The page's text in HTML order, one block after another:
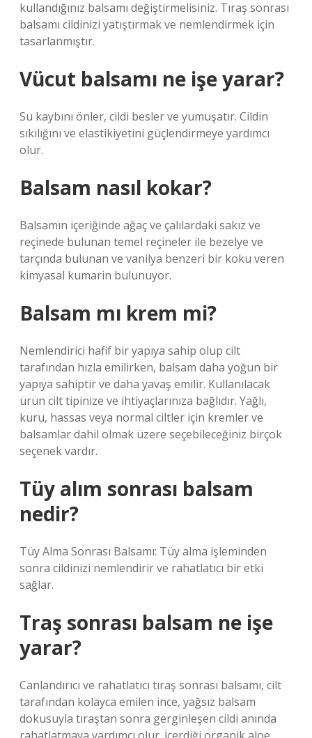
kullandığınız balsamı değiştirmelisiniz. Tıraş sonrası
balsamı cildinizi yatıştırmak ve nemlendirmek için
tasarlanmıştır.
Vücut balsamı ne işe yarar?
Su kaybını önler, cildi besler ve yumuşatır. Cildin
sıkılığını ve elastikiyetini güçlendirmeye yardımcı
olur.
Balsam nasıl kokar?
Balsamın içeriğinde ağaç ve çalılardaki sakız ve
reçinede bulunan temel reçineler ile bezelye ve
tarçında bulunan ve vanilya benzeri bir koku veren
kimyasal kumarin bulunuyor.
Balsam mı krem mi?
Nemlendirici hafif bir yapıya sahip olup cilt
tarafından hızla emilirken, balsam daha yoğun bir
yapıya sahiptir ve daha yavaş emilir. Kullanılacak
ürün cilt tipinize ve ihtiyaçlarınıza bağlıdır. Yağlı,
kuru, hassas veya normal ciltler için kremler ve
balsamlar dahil olmak üzere seçebileceğiniz birçok
seçenek vardır.
Tüy alım sonrası balsam
nedir?
Tüy Alma Sonrası Balsamı: Tüy alma işleminden
sonra cildinizi nemlendirir ve rahatlatıcı bir etki
sağlar.
Traş sonrası balsam ne işe
yarar?
Canlandırıcı ve rahatlatıcı tıraş sonrası balsamı, cilt
tarafından kolayca emilen ince, yağsız balsam
dokusuyla tıraştan sonra gerginleşen cildi anında